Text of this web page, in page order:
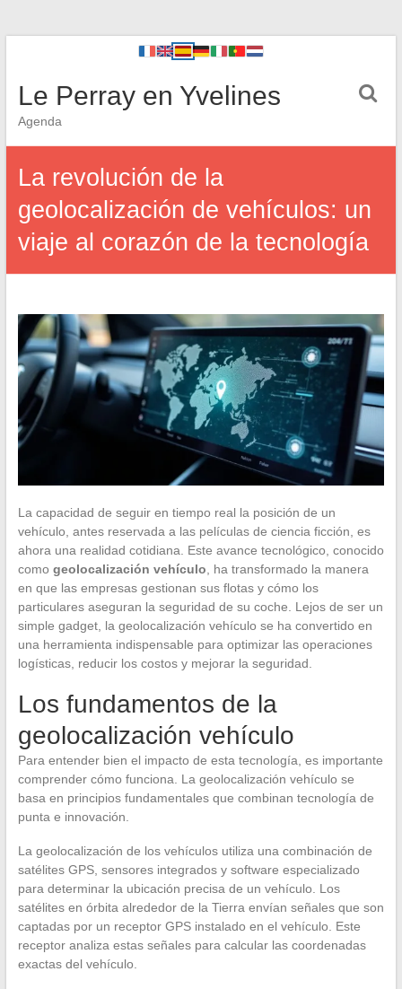
Le Perray en Yvelines
Agenda
La revolución de la
geolocalización de vehículos: un
viaje al corazón de la tecnología
La capacidad de seguir en tiempo real la posición de un
vehículo, antes reservada a las películas de ciencia ficción, es
ahora una realidad cotidiana. Este avance tecnológico, conocido
como geolocalización vehículo , ha transformado la manera
en que las empresas gestionan sus flotas y cómo los
particulares aseguran la seguridad de su coche. Lejos de ser un
simple gadget, la geolocalización vehículo se ha convertido en
una herramienta indispensable para optimizar las operaciones
logísticas, reducir los costos y mejorar la seguridad.
Los fundamentos de la
geolocalización vehículo
Para entender bien el impacto de esta tecnología, es importante
comprender cómo funciona. La geolocalización vehículo se
basa en principios fundamentales que combinan tecnología de
punta e innovación.
La geolocalización de los vehículos utiliza una combinación de
satélites GPS, sensores integrados y software especializado
para determinar la ubicación precisa de un vehículo. Los
satélites en órbita alrededor de la Tierra envían señales que son
captadas por un receptor GPS instalado en el vehículo. Este
receptor analiza estas señales para calcular las coordenadas
exactas del vehículo.